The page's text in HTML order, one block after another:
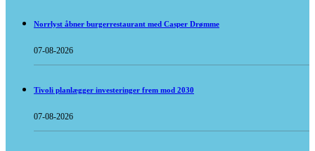
Norrlyst åbner burgerrestaurant med Casper Drømme
07-08-2026
Tivoli planlægger investeringer frem mod 2030
07-08-2026